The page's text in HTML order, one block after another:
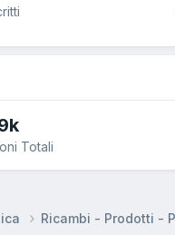
Totali
Ricambi - Prodotti -